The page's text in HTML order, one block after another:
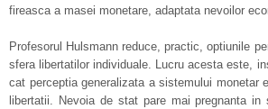
fireasca a masei monetare, adaptata nevoilor
Profesorul Hulsmann reduce, practic, optiunile
sfera libertatilor individuale. Lucru acesta este,
cat perceptia generalizata a sistemului monetar
libertatii. Nevoia de stat pare mai pregnanta